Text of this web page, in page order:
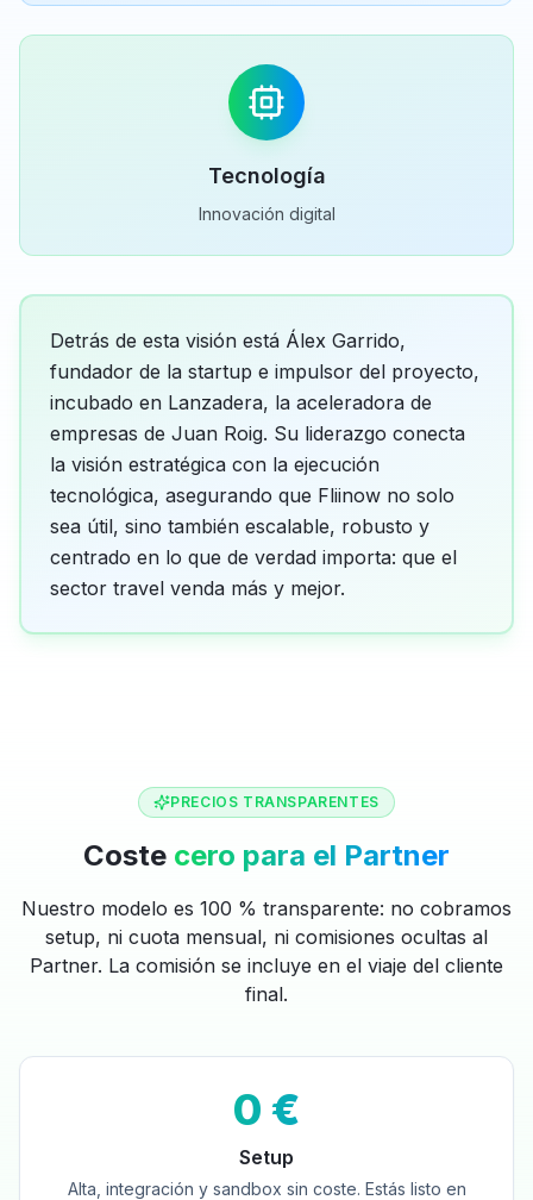
Tecnología
Innovación digital
Detrás de esta visión está Álex Garrido,
fundador de la startup e impulsor del proyecto,
incubado en Lanzadera, la aceleradora de
empresas de Juan Roig. Su liderazgo conecta
la visión estratégica con la ejecución
tecnológica, asegurando que Fliinow no solo
sea útil, sino también escalable, robusto y
centrado en lo que de verdad importa: que el
sector travel venda más y mejor.
PRECIOS TRANSPARENTES
Coste cero para el Partner
Nuestro modelo es 100 % transparente: no cobramos
setup, ni cuota mensual, ni comisiones ocultas al
Partner. La comisión se incluye en el viaje del cliente
final.
0 €
Setup
Alta, integración y sandbox sin coste. Estás listo en